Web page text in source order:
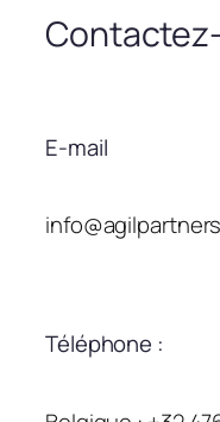
E-mail
Téléphone :